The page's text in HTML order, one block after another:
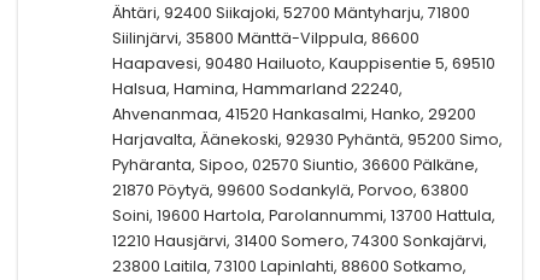
Ähtäri, 92400 Siikajoki, 52700 Mäntyharju, 71800
Siilinjärvi, 35800 Mänttä-Vilppula, 86600
Haapavesi, 90480 Hailuoto, Kauppisentie 5, 69510
Halsua, Hamina, Hammarland 22240,
Ahvenanmaa, 41520 Hankasalmi, Hanko, 29200
Harjavalta, Äänekoski, 92930 Pyhäntä, 95200 Simo,
Pyhäranta, Sipoo, 02570 Siuntio, 36600 Pälkäne,
21870 Pöytyä, 99600 Sodankylä, Porvoo, 63800
Soini, 19600 Hartola, Parolannummi, 13700 Hattula,
12210 Hausjärvi, 31400 Somero, 74300 Sonkajärvi,
23800 Laitila, 73100 Lapinlahti, 88600 Sotkamo,